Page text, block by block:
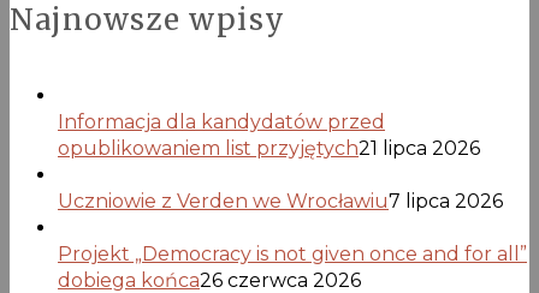
Najnowsze wpisy
Informacja dla kandydatów przed
opublikowaniem list przyjętych21 lipca 2026
Uczniowie z Verden we Wrocławiu7 lipca 2026
Projekt „Democracy is not given once and for all”
dobiega końca26 czerwca 2026